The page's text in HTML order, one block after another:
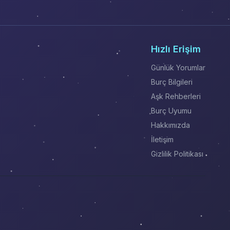
Hızlı Erişim
Günlük Yorumlar
Burç Bilgileri
Aşk Rehberleri
Burç Uyumu
Hakkımızda
İletişim
Gizlilik Politikası